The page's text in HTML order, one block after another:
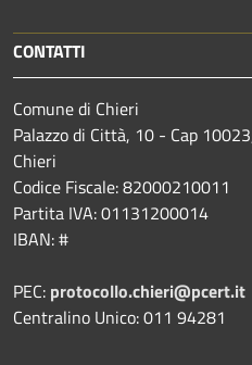
CONTATTI
Comune di Chieri
Palazzo di Città, 10 - Cap
Chieri
Codice Fiscale: 82000210011
Partita IVA: 01131200014
IBAN: #
PEC: protocollo.chieri@pcert.it
Centralino Unico: 011 94281